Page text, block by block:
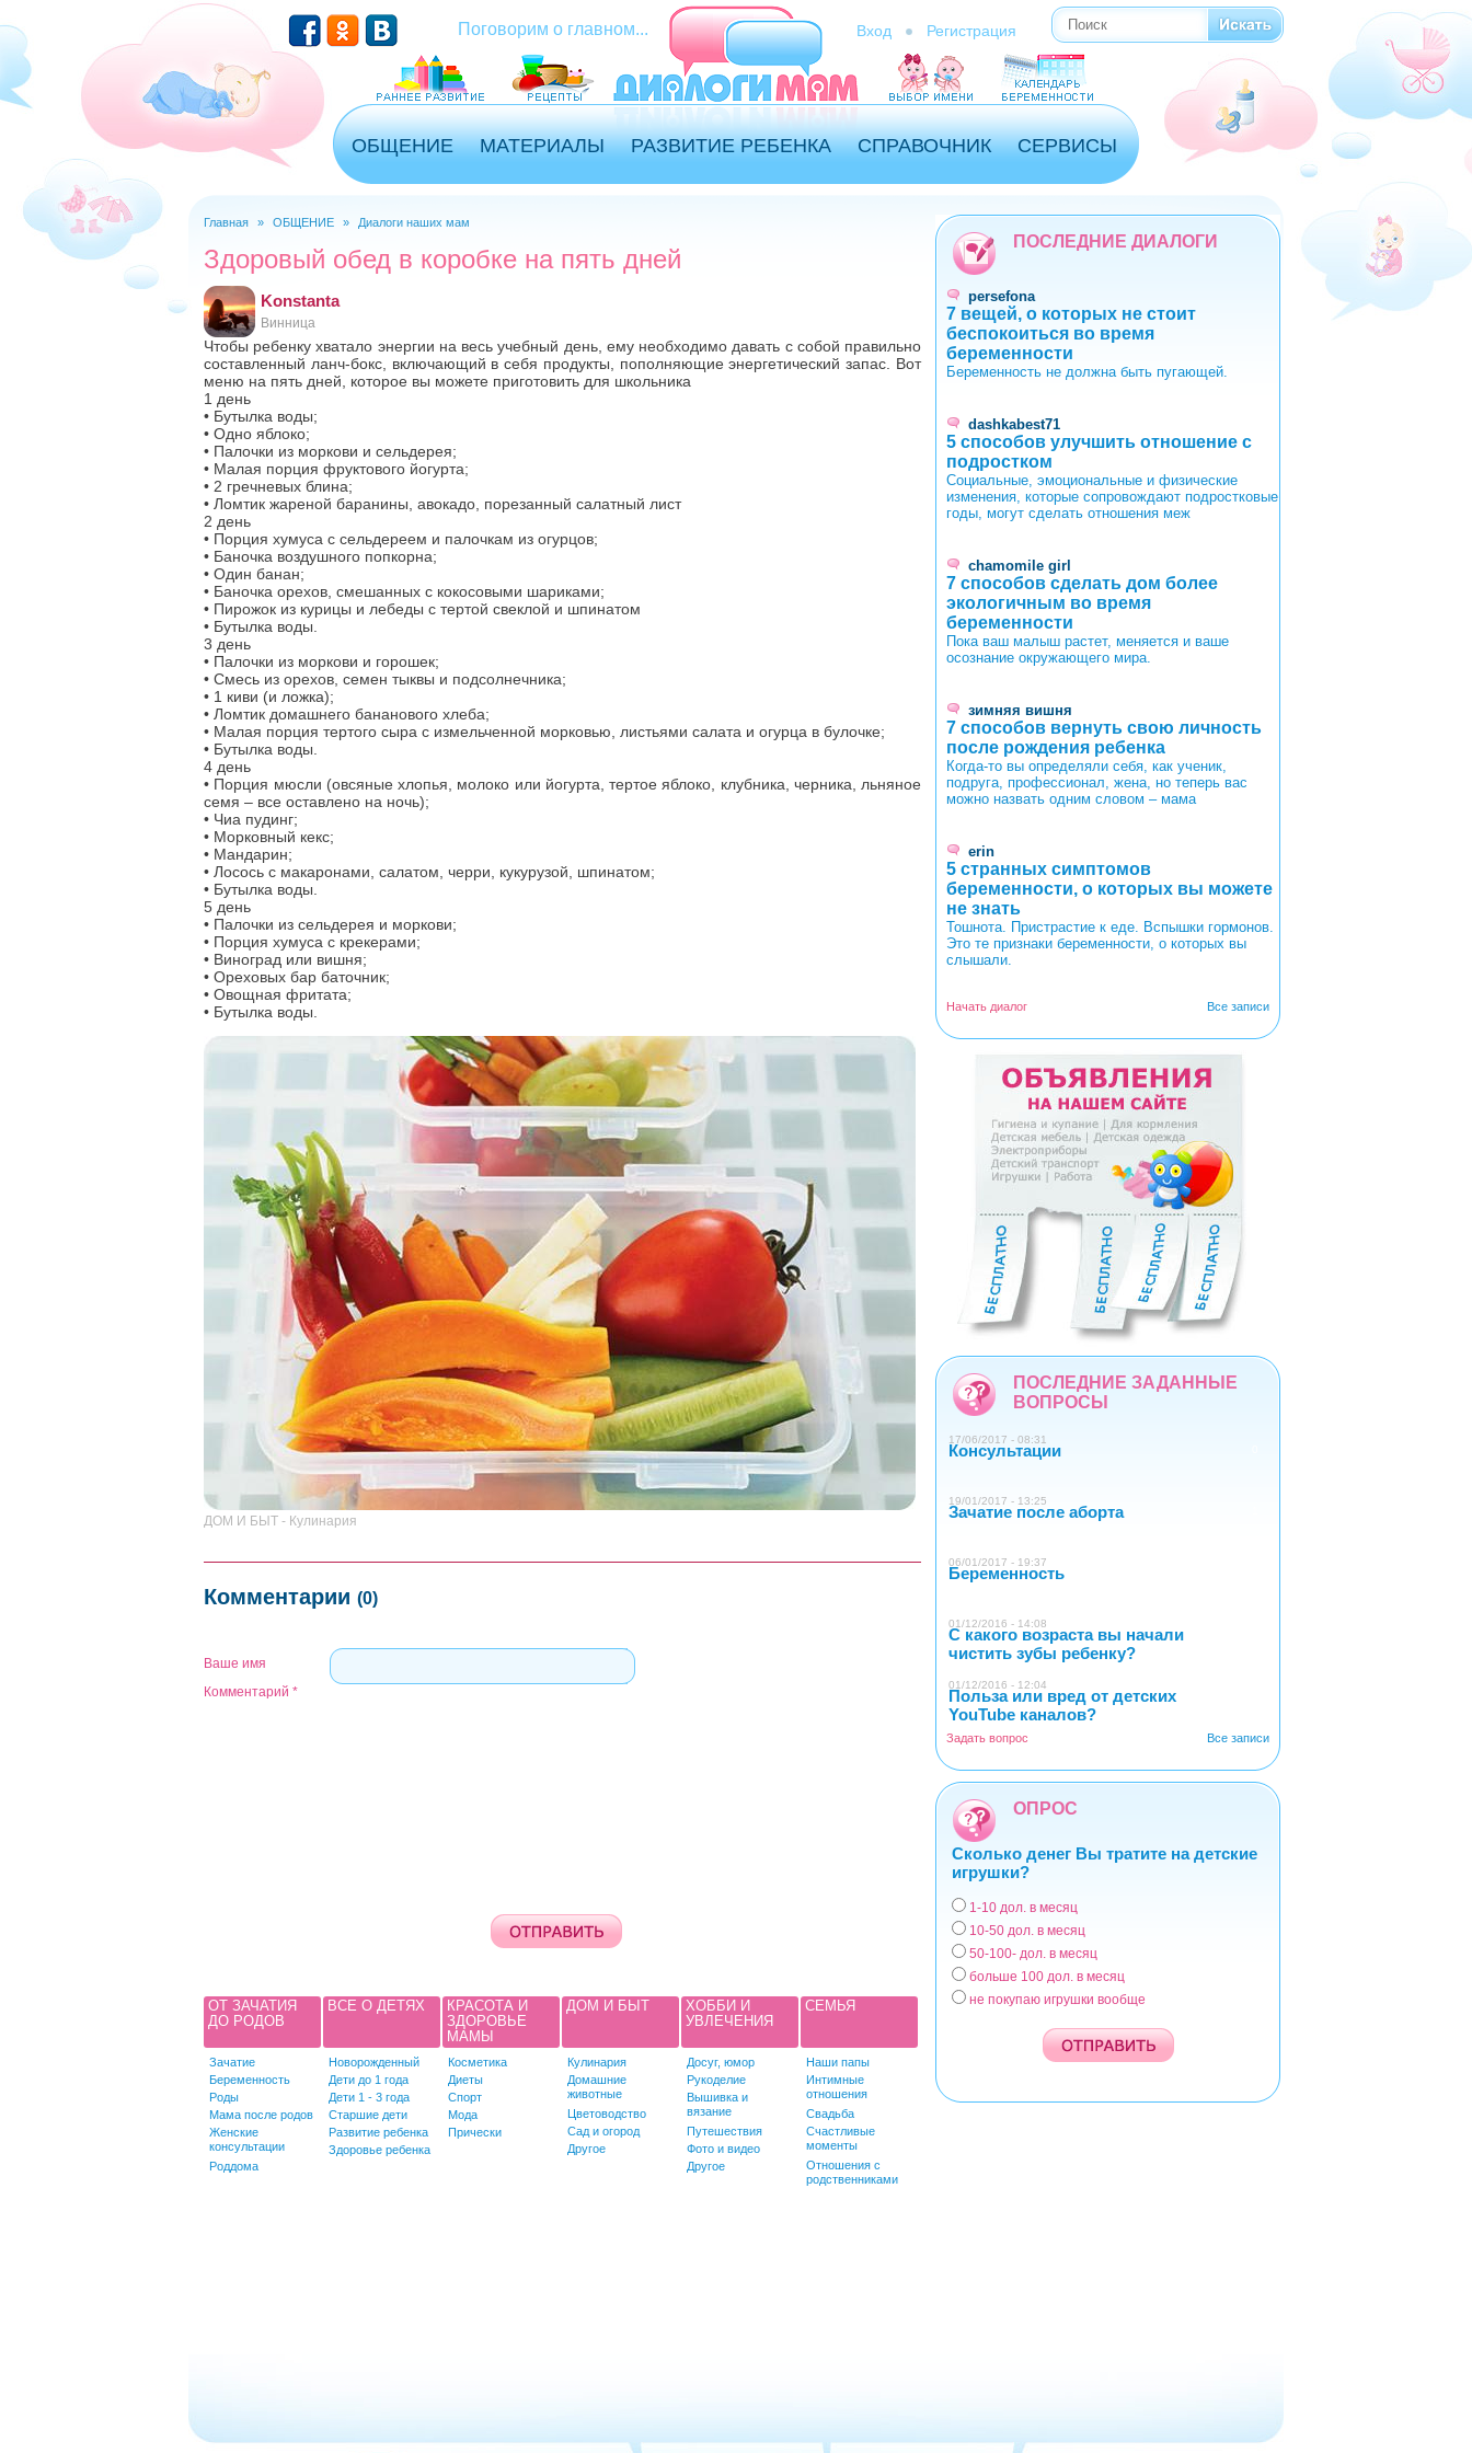
Перейти к основному содержанию
Поговорим о главном... Вход Регистрация Форма поиска
Поиск
ОБЩЕНИЕ МАТЕРИАЛЫ РАЗВИТИЕ РЕБЕНКА СПРАВОЧНИК СЕРВИСЫ
Главная » ОБЩЕНИЕ » Диалоги наших мам
Здоровый обед в коробке на пять дней
Konstanta
Винница
Чтобы ребенку хватало энергии на весь учебный день, ему необходимо давать с собой правильно
составленный ланч-бокс, включающий в себя продукты, пополняющие энергетический запас. Вот
меню на пять дней, которое вы можете приготовить для школьника
1 день
• Бутылка воды;
• Одно яблоко;
• Палочки из моркови и сельдерея;
• Малая порция фруктового йогурта;
• 2 гречневых блина;
• Ломтик жареной баранины, авокадо, порезанный салатный лист
2 день
• Порция хумуса с сельдереем и палочкам из огурцов;
• Баночка воздушного попкорна;
• Один банан;
• Баночка орехов, смешанных с кокосовыми шариками;
• Пирожок из курицы и лебеды с тертой свеклой и шпинатом
• Бутылка воды.
3 день
• Палочки из моркови и горошек;
• Смесь из орехов, семен тыквы и подсолнечника;
• 1 киви (и ложка);
• Ломтик домашнего бананового хлеба;
• Малая порция тертого сыра с измельченной морковью, листьями салата и огурца в булочке;
• Бутылка воды.
4 день
• Порция мюсли (овсяные хлопья, молоко или йогурта, тертое яблоко, клубника, черника, льняное
семя – все оставлено на ночь);
• Чиа пудинг;
• Морковный кекс;
• Мандарин;
• Лосось с макаронами, салатом, черри, кукурузой, шпинатом;
• Бутылка воды.
5 день
• Палочки из сельдерея и моркови;
• Порция хумуса с крекерами;
• Виноград или вишня;
• Ореховых бар баточник;
• Овощная фритата;
• Бутылка воды.
ДОМ И БЫТ - Кулинария
Комментарии (0)
Ваше имя
Комментарий *
ОТ ЗАЧАТИЯ
ДО РОДОВ
Зачатие
Беременность
Роды
Мама после родов
Женские
консультации
Роддома
ВСЕ О ДЕТЯХ
Новорожденный
Дети до 1 года
Дети 1 - 3 года
Старшие дети
Развитие ребенка
Здоровье ребенка
КРАСОТА И
ЗДОРОВЬЕ
МАМЫ
Косметика
Диеты
Спорт
Мода
Прически
ДОМ И БЫТ
Кулинария
Домашние
животные
Цветоводство
Сад и огород
Другое
ХОББИ И
УВЛЕЧЕНИЯ
Досуг, юмор
Рукоделие
Вышивка и
вязание
Путешествия
Фото и видео
Другое
СЕМЬЯ
Наши папы
Интимные
отношения
Свадьба
Счастливые
моменты
Отношения с
родственниками
ПОСЛЕДНИЕ ДИАЛОГИ
persefona
7 вещей, о которых не стоит
беспокоиться во время
беременности
Беременность не должна быть пугающей.
dashkabest71
5 способов улучшить отношение с
подростком
Социальные, эмоциональные и физические
изменения, которые сопровождают подростковые
годы, могут сделать отношения меж
chamomile girl
7 способов сделать дом более
экологичным во время
беременности
Пока ваш малыш растет, меняется и ваше
осознание окружающего мира.
зимняя вишня
7 способов вернуть свою личность
после рождения ребенка
Когда-то вы определяли себя, как ученик,
подруга, профессионал, жена, но теперь вас
можно назвать одним словом – мама
erin
5 странных симптомов
беременности, о которых вы можете
не знать
Тошнота. Пристрастие к еде. Вспышки гормонов.
Это те признаки беременности, о которых вы
слышали.
Все записи
Начать диалог
0123456789
ПОСЛЕДНИЕ ЗАДАННЫЕ
ВОПРОСЫ
17/06/2017 - 08:31
Консультации
19/01/2017 - 13:25
Зачатие после аборта
06/01/2017 - 19:37
Беременность
01/12/2016 - 14:08
С какого возраста вы начали
чистить зубы ребенку?
01/12/2016 - 12:04
Польза или вред от детских
YouTube каналов?
Все записи
Задать вопрос
ОПРОС
Сколько денег Вы тратите на детские
игрушки?
Варианты
1-10 дол. в месяц
10-50 дол. в месяц
50-100- дол. в месяц
больше 100 дол. в месяц
не покупаю игрушки вообще